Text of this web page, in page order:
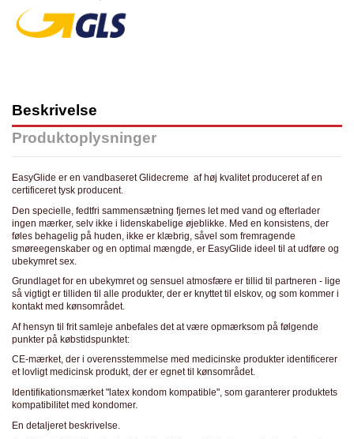
Beskrivelse
Produktoplysninger
EasyGlide er en vandbaseret Glidecreme af høj kvalitet produceret af en
certificeret tysk producent.
Den specielle, fedtfri sammensætning fjernes let med vand og efterlader
ingen mærker, selv ikke i lidenskabelige øjeblikke. Med en konsistens, der
føles behagelig på huden, ikke er klæbrig, såvel som fremragende
smøreegenskaber og en optimal mængde, er EasyGlide ideel til at udføre og
ubekymret sex.
Grundlaget for en ubekymret og sensuel atmosfære er tillid til partneren - lige
så vigtigt er tilliden til alle produkter, der er knyttet til elskov, og som kommer i
kontakt med kønsområdet.
Af hensyn til frit samleje anbefales det at være opmærksom på følgende
punkter på købstidspunktet:
CE-mærket, der i overensstemmelse med medicinske produkter identificerer
et lovligt medicinsk produkt, der er egnet til kønsområdet.
Identifikationsmærket "latex kondom kompatible", som garanterer produktets
kompatibilitet med kondomer.
En detaljeret beskrivelse.